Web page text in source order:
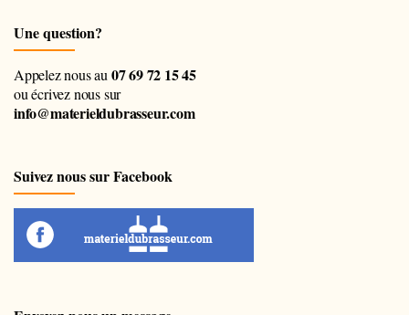
Une question?
Appelez nous au 07 69 72 15 45
ou écrivez nous sur
info@materieldubrasseur.com
Suivez nous sur Facebook